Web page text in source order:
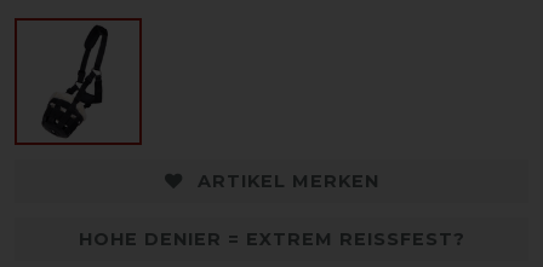
ARTIKEL MERKEN
HOHE DENIER = EXTREM REISSFEST?